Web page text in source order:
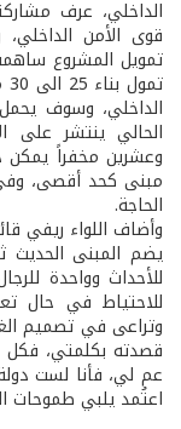
الداخلي، عرف
قوى الأمن
تمويل المشروع
الداخلي، وسوف
الحالي ينتشر على
وعشرين مخفراً
مبنى كحد أقصى،
الحاجة.
وأضاف اللواء ريفي
يضم المبنى الحديث
للأحداث وواحدة
للاحتياط في حال
وتراعى في تصميم
قصدته بكلمتي،
عم لي، فأنا لست
اعتُمد يلبي طموحات